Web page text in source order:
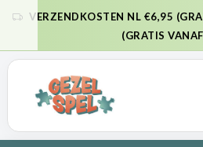
VERZENDKOSTEN NL €6,95
(GRATIS